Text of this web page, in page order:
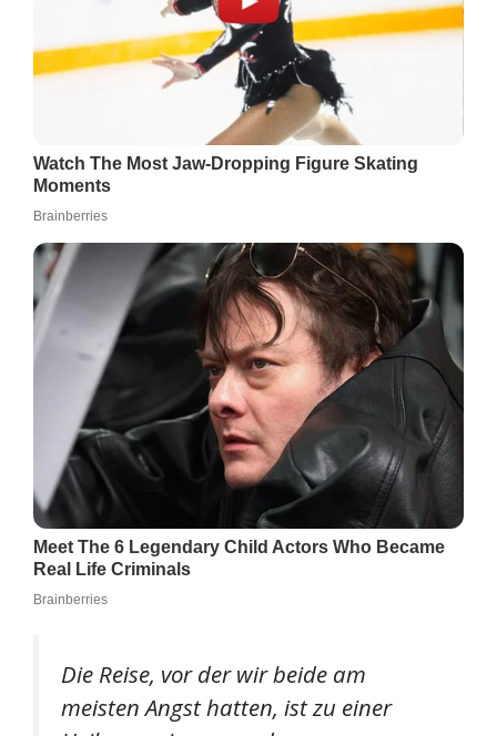
Die Reise, vor der wir beide am
meisten Angst hatten, ist zu einer